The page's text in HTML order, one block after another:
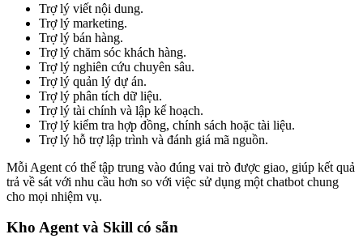
Trợ lý viết nội dung.
Trợ lý marketing.
Trợ lý bán hàng.
Trợ lý chăm sóc khách hàng.
Trợ lý nghiên cứu chuyên sâu.
Trợ lý quản lý dự án.
Trợ lý phân tích dữ liệu.
Trợ lý tài chính và lập kế hoạch.
Trợ lý kiểm tra hợp đồng, chính sách hoặc tài liệu.
Trợ lý hỗ trợ lập trình và đánh giá mã nguồn.
Mỗi Agent có thể tập trung vào đúng vai trò được giao, giúp kết quả
trả về sát với nhu cầu hơn so với việc sử dụng một chatbot chung
cho mọi nhiệm vụ.
Kho Agent và Skill có sẵn